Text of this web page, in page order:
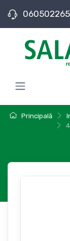
060502265
Principală